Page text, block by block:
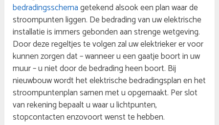
bedradingsschemagetekend alsook een plan waar de
stroompunten liggen. De bedrading van uw elektrische
installatie is immers gebonden aan strenge wetgeving.
Door deze regeltjes te volgen zal uw elektrieker er voor
kunnen zorgen dat – wanneer u een gaatje boort in uw
muur – u niet door de bedrading heen boort. Bij
nieuwbouw wordt het elektrische bedradingsplan en het
stroompuntenplan samen met u opgemaakt. Per slot
van rekening bepaalt u waar u lichtpunten,
stopcontacten enzovoort wenst te hebben.